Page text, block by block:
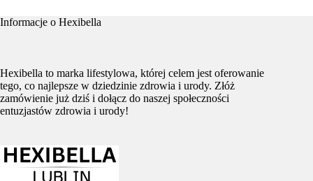
Informacje o Hexibella
Hexibella to marka lifestylowa, której celem jest oferowanie
tego, co najlepsze w dziedzinie zdrowia i urody. Złóż
zamówienie już dziś i dołącz do naszej społeczności
entuzjastów zdrowia i urody!